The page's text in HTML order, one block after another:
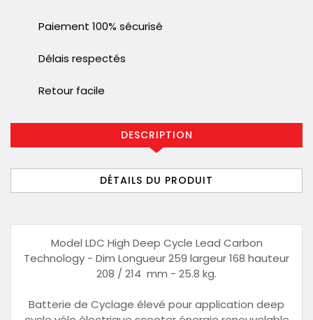
Paiement 100% sécurisé
Délais respectés
Retour facile
DESCRIPTION
DÉTAILS DU PRODUIT
Model LDC High Deep Cycle Lead Carbon
Technology - Dim Longueur 259 largeur 168 hauteur
208 / 214 mm - 25.8 kg.
Batterie de Cyclage élevé pour application deep